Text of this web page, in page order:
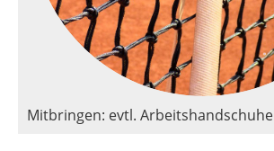
Mitbringen: evtl. Arbeitshandschuhe